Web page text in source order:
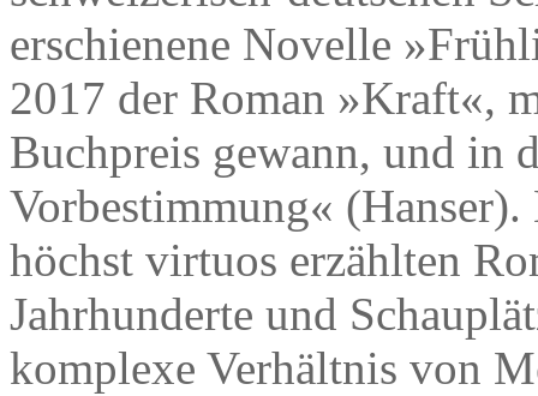
erschienene Novelle
2017 der Roman »Kraft«,
Buchpreis gewann, und in
Vorbestimmung«
höchst virtuos erzählten
Jahrhunderte und
komplexe Verhältnis von